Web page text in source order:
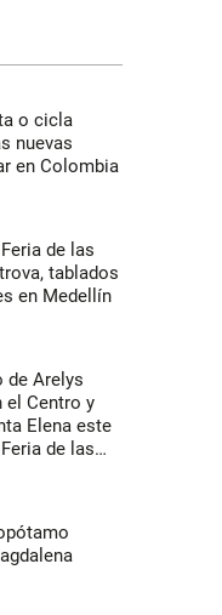
o cicla
nuevas
en Colombia
de las
tablados
en Medellín
de Arelys
el Centro y
Elena este
de las